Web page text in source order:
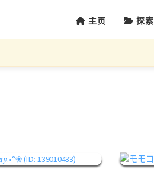
主页 探索